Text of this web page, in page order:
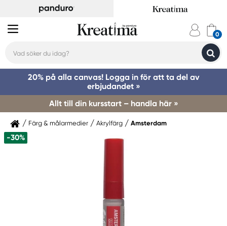
20% på alla canvas! Logga in för att ta del av
erbjudandet »
Allt till din kursstart – handla här »
Färg & målarmedier Akrylfärg Amsterdam
-30%